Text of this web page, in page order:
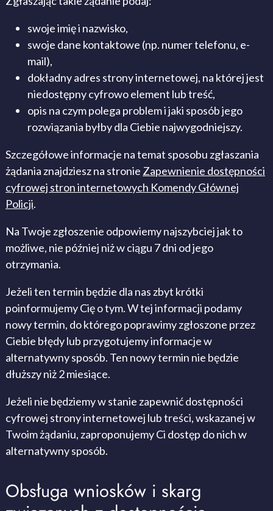
swoje imię i nazwisko,
swoje dane kontaktowe (np. numer telefonu, e-
mail),
dokładny adres strony internetowej, na której jest
niedostępny cyfrowo element lub treść,
opis na czym polega problem i jaki sposób jego
rozwiązania byłby dla Ciebie najwygodniejszy.
Szczegółowe informacje na temat sposobu zgłaszania
żądania znajdziesz na stronie Zapewnienie dostępności
cyfrowej stron internetowych Komendy Głównej
Policji.
Na Twoje zgłoszenie odpowiemy najszybciej jak to
możliwe, nie później niż w ciągu 7 dni od jego
otrzymania.
Jeżeli ten termin będzie dla nas zbyt krótki
poinformujemy Cię o tym. W tej informacji podamy
nowy termin, do którego poprawimy zgłoszone przez
Ciebie błędy lub przygotujemy informacje w
alternatywny sposób. Ten nowy termin nie będzie
dłuższy niż 2 miesiące.
Jeżeli nie będziemy w stanie zapewnić dostępności
cyfrowej strony internetowej lub treści, wskazanej w
Twoim żądaniu, zaproponujemy Ci dostęp do nich w
alternatywny sposób.
Obsługa wniosków i skarg